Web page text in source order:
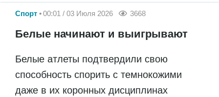
Спорт 00:01 / 03 Июля 2026 3668
Белые начинают и выигрывают
Белые атлеты подтвердили свою
способность спорить с темнокожими
даже в их коронных дисциплинах